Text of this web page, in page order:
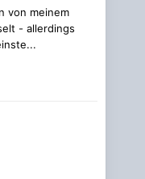
von meinem
- allerdings